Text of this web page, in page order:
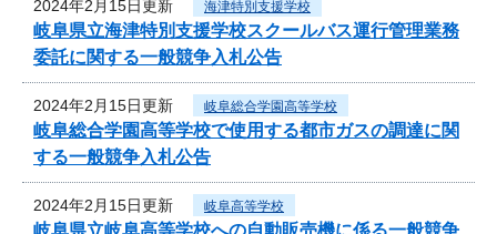
2024年2月15日更新 海津特別支援学校
岐阜県立海津特別支援学校スクールバス運行管理業務
委託に関する一般競争入札公告
2024年2月15日更新 岐阜総合学園高等学校
岐阜総合学園高等学校で使用する都市ガスの調達に関
する一般競争入札公告
2024年2月15日更新 岐阜高等学校
岐阜県立岐阜高等学校への自動販売機に係る一般競争